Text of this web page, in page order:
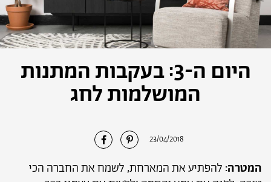
היום ה-3: בעקבות המתנות
המושלמות לחג
23/04/2018 שתף
בפינטרסט
שתף
בפייסבוק
המטרה: להפתיע את המארחת, לשמח את החברה הכי